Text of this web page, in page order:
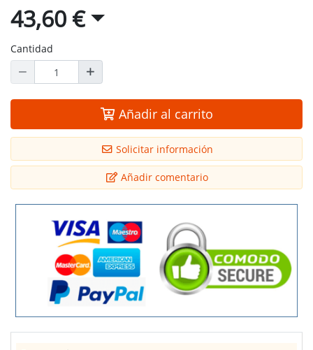
43,60 €
Cantidad
Añadir al carrito
Solicitar información
Añadir comentario